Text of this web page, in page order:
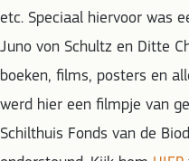
etc. Speciaal hiervoor was
Juno von Schultz en Ditte
boeken, films, posters en
werd hier een filmpje van
Schilthuis Fonds van de